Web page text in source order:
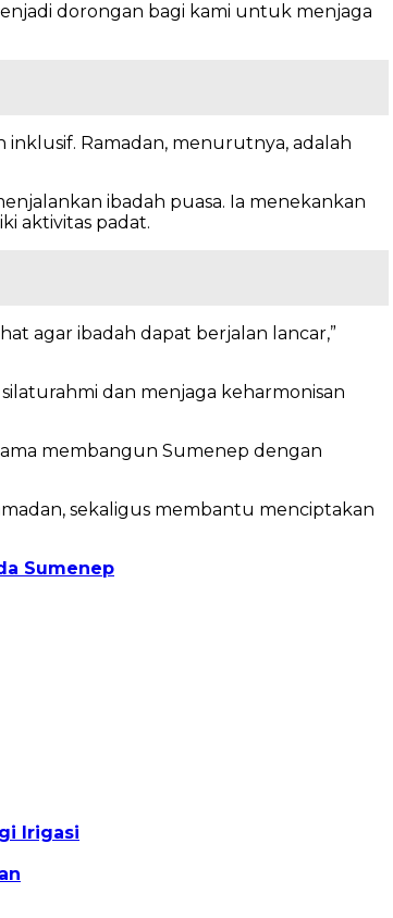
dorongan bagi kami untuk menjaga
Ramadan, menurutnya, adalah
ibadah puasa. Ia menekankan
aktivitas padat.
agar ibadah dapat berjalan lancar,”
dan menjaga keharmonisan
membangun Sumenep dengan
sekaligus membantu menciptakan
Sumenep
Irigasi